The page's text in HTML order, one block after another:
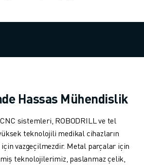
Hassas Mühendislik
sistemleri, ROBODRILL ve tel
teknolojili medikal cihazların
vazgeçilmezdir. Metal parçalar için
teknolojilerimiz, paslanmaz çelik,